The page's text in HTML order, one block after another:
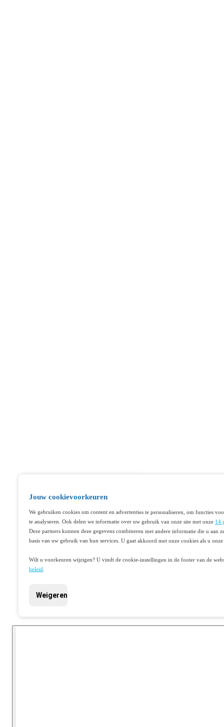
Jouw cookievoorkeuren
We gebruiken cookies om content en advertenties te personaliseren, om functies
te analyseren. Ook delen we informatie over uw gebruik van onze site met onze 14
Deze partners kunnen deze gegevens combineren met andere informatie die u aan
basis van uw gebruik van hun services. U gaat akkoord met onze cookies als u
Wilt u voorkeuren wijzigen? U vindt de cookie-instellingen in de footer van de
beleid
Weigeren